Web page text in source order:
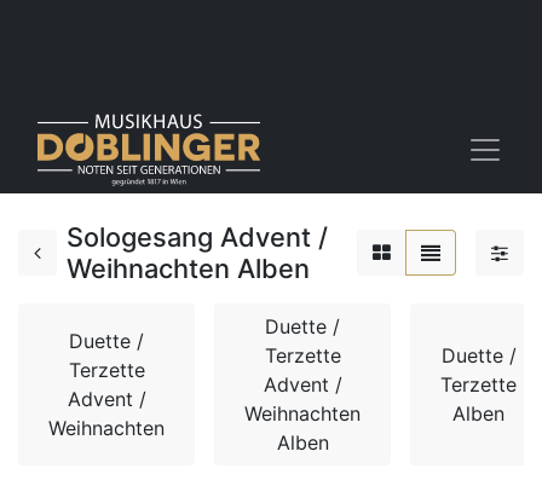
Sologesang Advent /
Weihnachten Alben
Duette /
Terzette
Advent /
Weihnachten
Duette /
Terzette
Advent /
Weihnachten
Alben
Duette /
Terzette
Alben